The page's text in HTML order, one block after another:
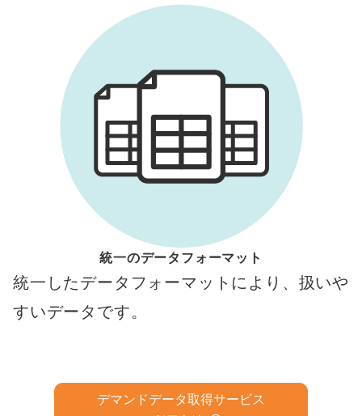
統一のデータフォーマット
統一したデータフォーマットにより、扱いや
すいデータです。
デマンドデータ取得サービス